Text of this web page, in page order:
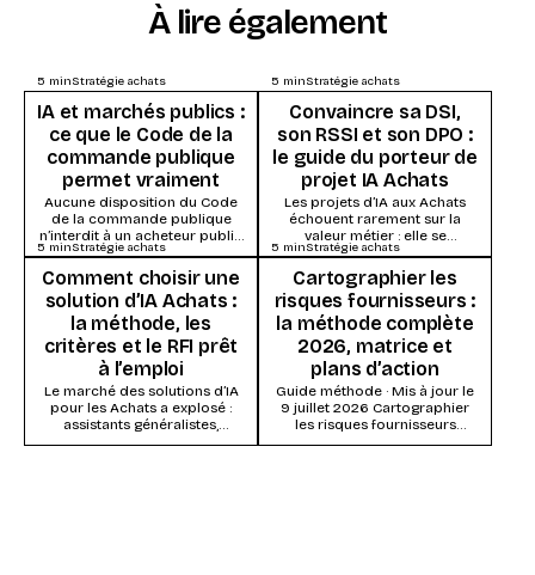
À lire également
5 minStratégie achats
IA et marchés publics :
ce que le Code de la
commande publique
permet vraiment
Aucune disposition du Code
de la commande publique
n’interdit à un acheteur public
d’utiliser l’intelligence
artificielle. Ce qui s’impose,
ce...
5 minStratégie achats
Convaincre sa DSI,
son RSSI et son DPO :
le guide du porteur de
projet IA Achats
Les projets d’IA aux Achats
échouent rarement sur la
valeur métier : elle se
démontre vite. Ils s’enlisent
dans la...
5 minStratégie achats
Comment choisir une
solution d’IA Achats :
la méthode, les
critères et le RFI prêt
à l’emploi
Le marché des solutions d’IA
pour les Achats a explosé :
assistants généralistes,
modules IA des suites Source-
5 minStratégie achats
Cartographier les
risques fournisseurs :
la méthode complète
2026, matrice et
plans d’action
Guide méthode · Mis à jour le
9 juillet 2026 Cartographier
les risques fournisseurs
consiste à évaluer chaque